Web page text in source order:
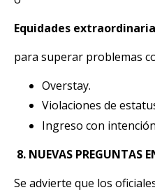
Equidades
para superar problemas
Overstay.
Violaciones de
Ingreso con
8. NUEVAS PREGUNTAS
Se advierte que los